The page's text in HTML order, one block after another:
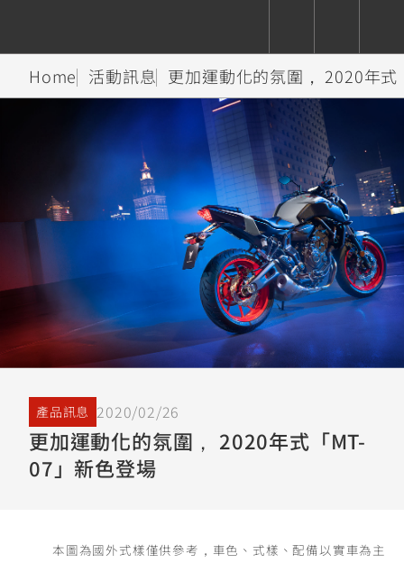
依排氣量
Sport
Hyper
Naked
Sport
Heritage
YZF-R9
YZF-R7
550+
YZF-R3
251~549
150
MT-
Y-
550+
MT-
09
550+
07
Y-
AMT
550+
XSR
700
550+
XSR
155
依排氣量
Premium Sport FashionAdventureFamily
TMAX
XMAX
251~549
NMAX
150
150
CYGNUS
CYGNUS
X
FORCE
Limi
Vinoora
125
BW'S
125
PW50
50
AXIS
Z /
Zii
125
JOG
CUXiE
追蹤愛車
我的愛車 瀏覽紀錄
Home 活動訊息 更加運動化的氛圍， 2020年
產品訊息 2020/02/26
更加運動化的氛圍， 2020年式「MT-
07」新色登場
本圖為國外式樣僅供參考，車色、式樣、配備以實車為主